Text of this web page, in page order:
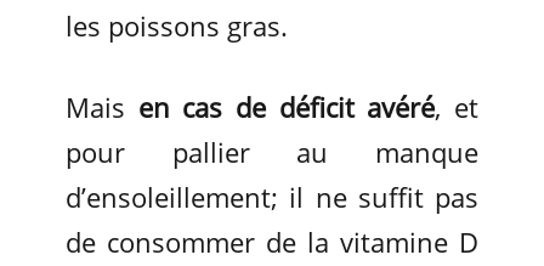
les poissons gras.
Mais en cas de déficit avéré, et
pour pallier au manque
d’ensoleillement; il ne suffit pas
de consommer de la vitamine D